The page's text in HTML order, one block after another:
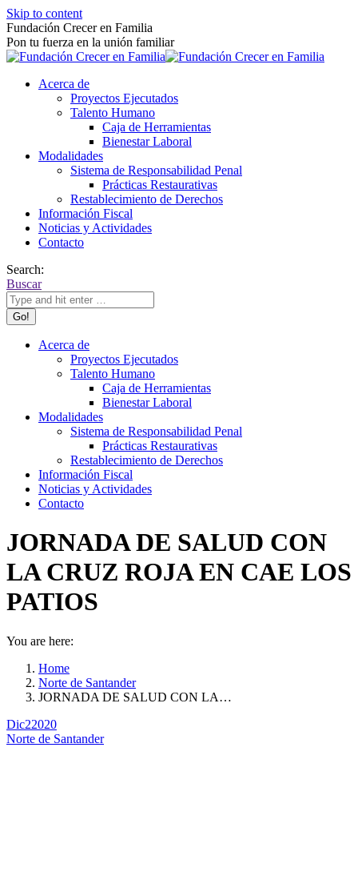
Skip to content
Fundación Crecer en Familia
Pon tu fuerza en la unión familiar
Acerca de
Proyectos Ejecutados
Talento Humano
Caja de Herramientas
Bienestar Laboral
Modalidades
Sistema de Responsabilidad Penal
Prácticas Restaurativas
Restablecimiento de Derechos
Información Fiscal
Noticias y Actividades
Contacto
Search:
Buscar
Acerca de
Proyectos Ejecutados
Talento Humano
Caja de Herramientas
Bienestar Laboral
Modalidades
Sistema de Responsabilidad Penal
Prácticas Restaurativas
Restablecimiento de Derechos
Información Fiscal
Noticias y Actividades
Contacto
JORNADA DE SALUD CON
LA CRUZ ROJA EN CAE LOS
PATIOS
You are here:
Home
Norte de Santander
JORNADA DE SALUD CON LA…
Dic22020
Norte de Santander